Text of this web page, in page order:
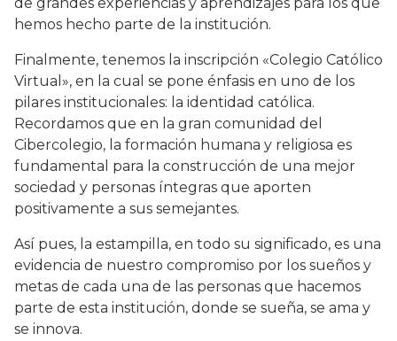
hemos hecho parte de la institución.
Finalmente, tenemos la inscripción «Colegio Católico
Virtual», en la cual se pone énfasis en uno de los
pilares institucionales: la identidad católica.
Recordamos que en la gran comunidad del
Cibercolegio, la formación humana y religiosa es
fundamental para la construcción de una mejor
sociedad y personas íntegras que aporten
positivamente a sus semejantes.
Así pues, la estampilla, en todo su significado, es una
evidencia de nuestro compromiso por los sueños y
metas de cada una de las personas que hacemos
parte de esta institución, donde se sueña, se ama y
se innova.